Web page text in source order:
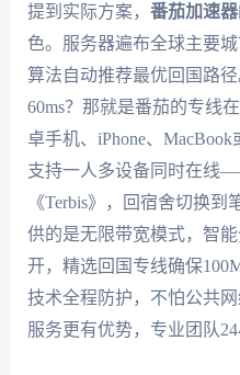
提到实际方案， 番茄加速器
色。服务器遍布全球主要
算法自动推荐最优回国路
60ms？那就是番茄的专线
卓手机、iPhone、
支持一人多设备同时在线
《Terbis》，回宿舍切换
供的是无限带宽模式，智
开，精选回国专线确保
技术全程防护，不怕公共
服务更有优势，专业团队24